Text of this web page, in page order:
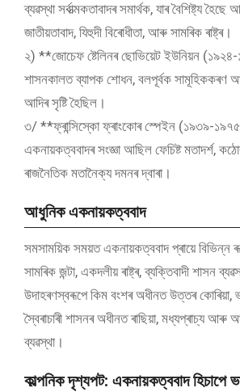
ব্যৱস্থা সৰ্বাত্মকতাবাদৰ সমাৰ্থক, যাৰ বৈশিষ্ট্য হৈছে
জাতীয়তাবাদ, যিহুদী বিৰোধীতা, আৰু সামৰিক ৰাষ্ট্ৰ।
২) **জোচেফ ষ্টেলিনৰ ছোভিয়েট ইউনিয়ন
শাসনকালত ব্যাপক শোধন, বলপূৰ্বক সামূহিককৰণ
আদিৰ সৃষ্টি হৈছিল।
৩/ **ফ্ৰান্সিস্কো ফ্ৰাংকোৰ স্পেইন (১৯৩৯-
একনায়কত্ববাদৰ সংজ্ঞা আছিল ফেচিষ্ট মতাদৰ্শ,
ৰাজনৈতিক মতানৈক্য দমনৰ দ্বাৰা।
আধুনিক একনায়কত্ববাদ
সমসাময়িক সময়ত একনায়কত্ববাদ প্ৰায়ে বিভিন্ন
সামৰিক জন্টা, একদলীয় ৰাষ্ট্ৰ, ব্যক্তিবাদী শাসন
উদাহৰণস্বৰূপে কিম বংশৰ অধীনত উত্তৰ কোৰিয়া,
স্বৈৰাচাৰী শাসনৰ অধীনত ৰাছিয়া, মধ্যপ্ৰাচ্য আৰু
ব্যৱস্থা।
কাল্পনিক দৃশ্যপট: একনায়কত্ববাদ হিচাপে